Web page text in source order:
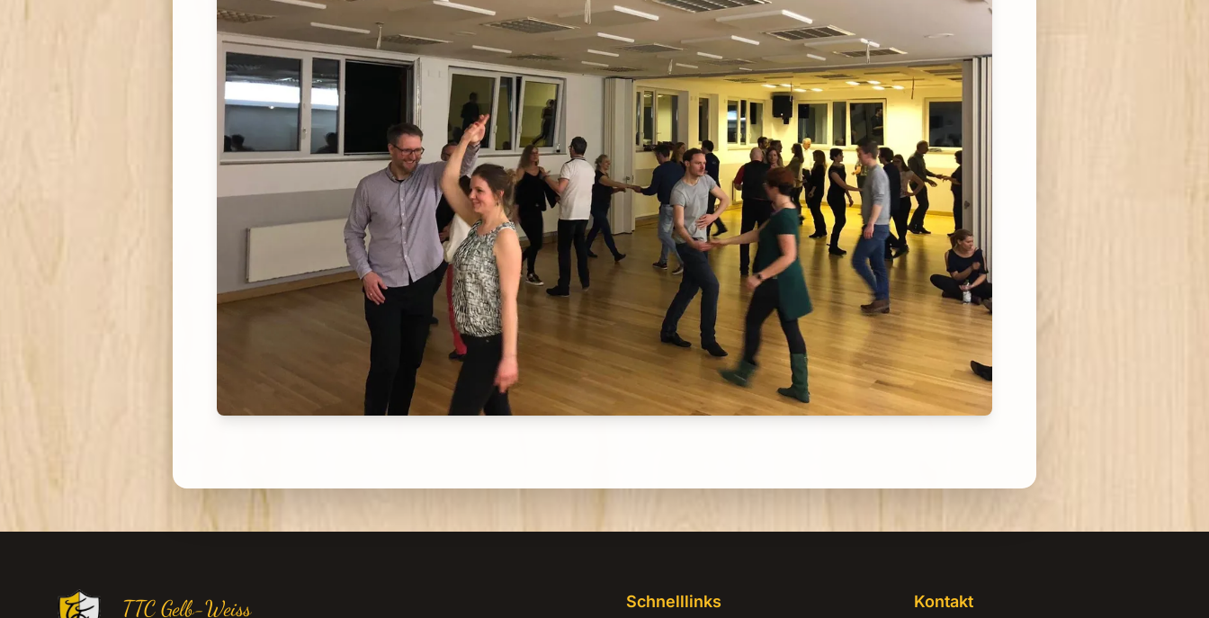
TTC Gelb-Weiss Schnelllinks Kontakt